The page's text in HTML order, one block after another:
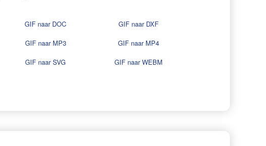
GIF naar DOC
GIF naar DXF
GIF naar MP3
GIF naar MP4
GIF naar SVG
GIF naar WEBM